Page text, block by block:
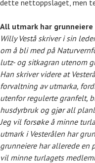
dette nettoppslaget, men
All utmark har grunneiere
Willy Vestå skriver i sin
om å bli med på
lutz- og sitkagran utenom
Han skriver videre at
forvaltning av utmarka,
utenfor regulerte granfelt,
husdyrbruk og gjør all
Jeg vil forsøke å minne
utmark i Vesterålen har
grunneiere har allerede en
vil minne turlagets